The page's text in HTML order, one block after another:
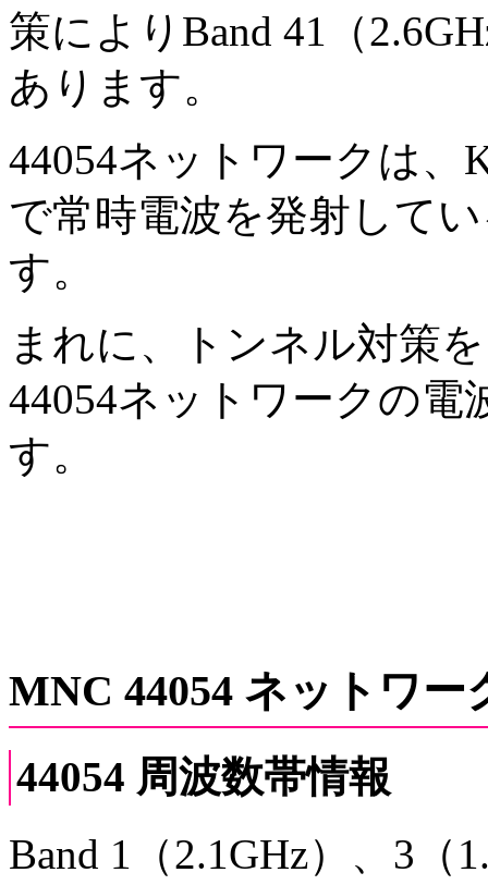
策によりBand 41（
あります。
44054ネットワークは、
で常時電波を発射して
す。
まれに、トンネル対策
44054ネットワークの
す。
MNC 44054 ネットワー
44054 周波数帯情報
Band 1（2.1GHz）、3（